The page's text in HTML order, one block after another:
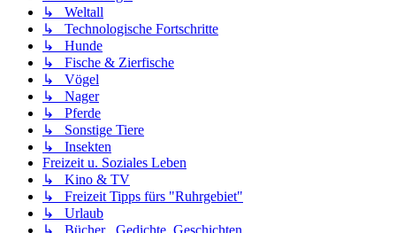
↳ Weltall
↳ Technologische Fortschritte
↳ Hunde
↳ Fische & Zierfische
↳ Vögel
↳ Nager
↳ Pferde
↳ Sonstige Tiere
↳ Insekten
Freizeit u. Soziales Leben
↳ Kino & TV
↳ Freizeit Tipps fürs "Ruhrgebiet"
↳ Urlaub
↳ Bücher , Gedichte, Geschichten